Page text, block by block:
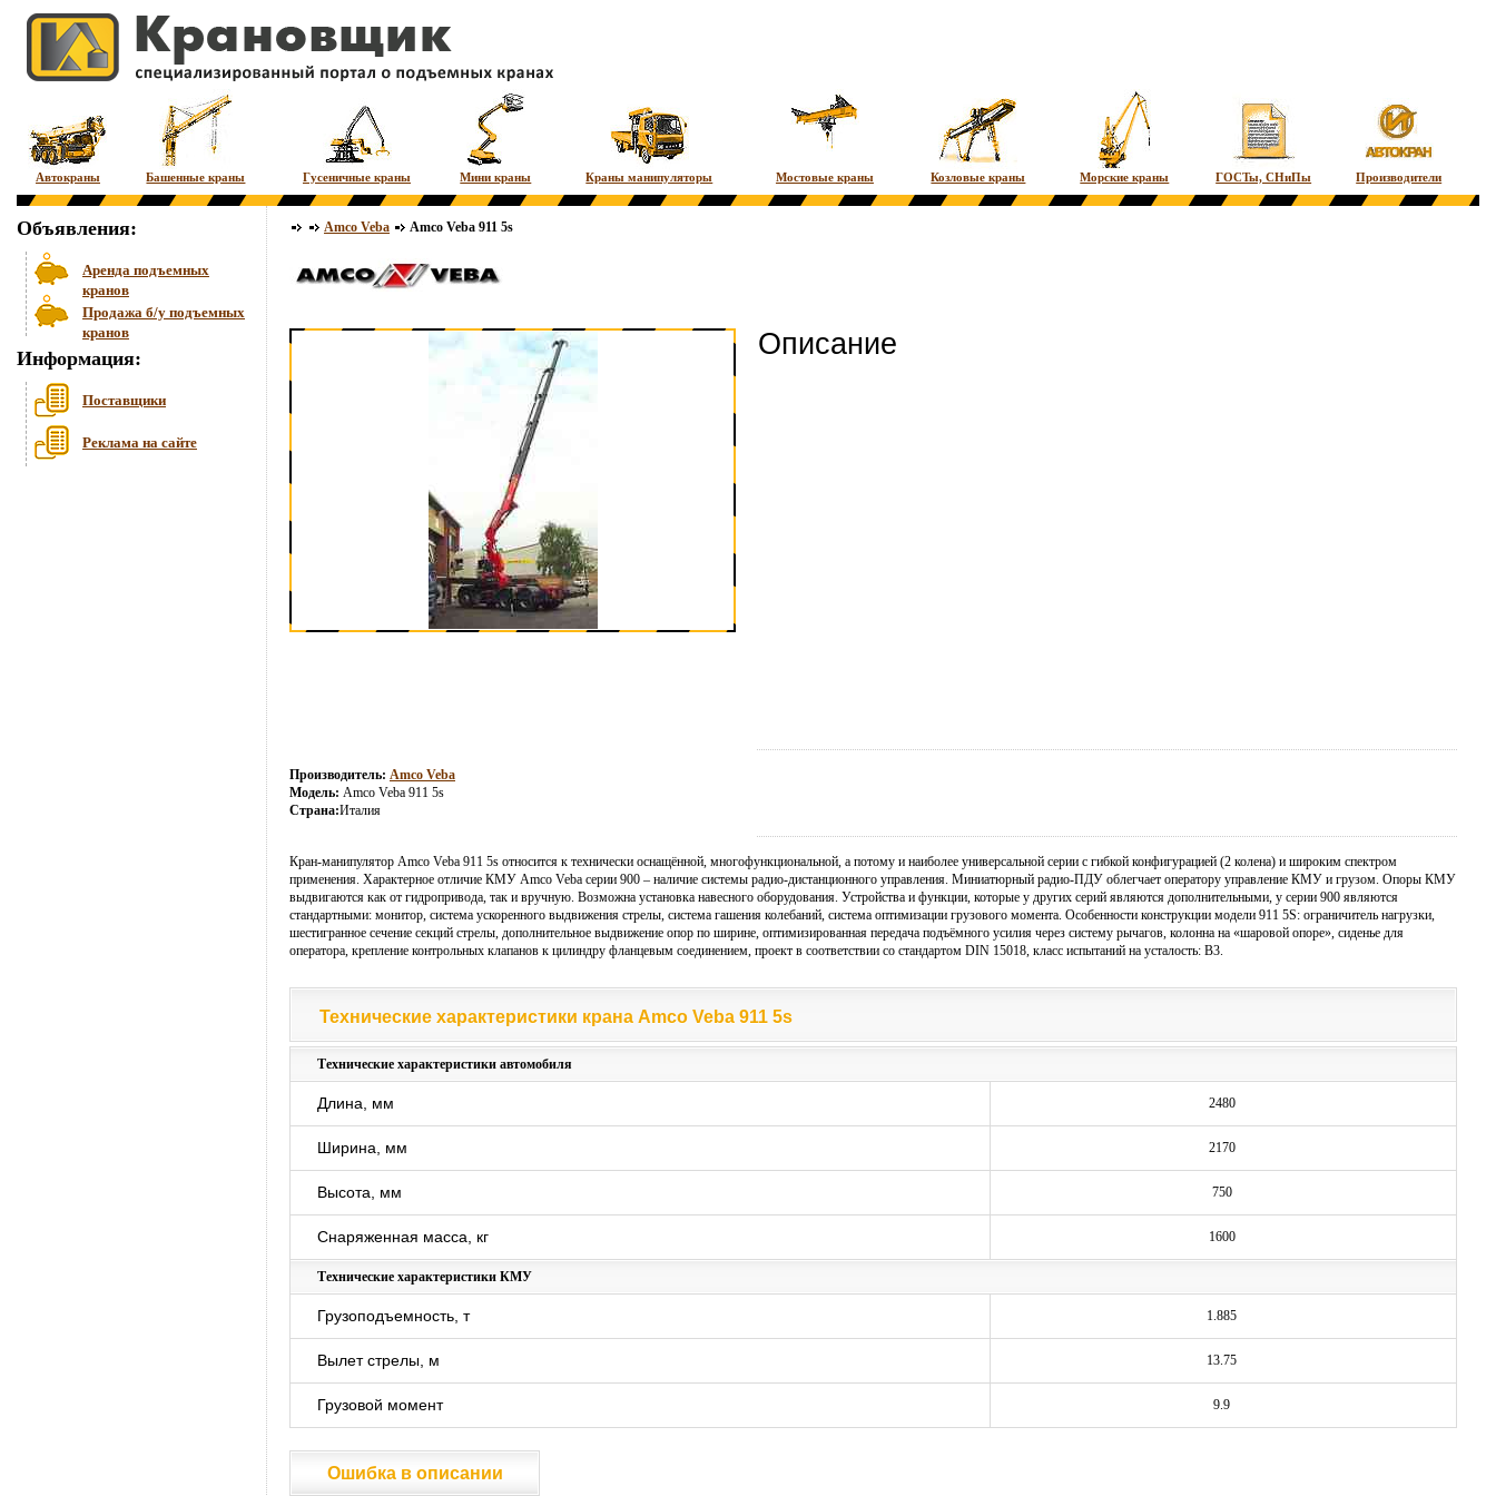
Автокраны Башенные краны Гусеничные краны Мини краны Краны манипуляторы Мостовые краны Козловые краны Морские краны ГОСТы, СНиПы Производители
Объявления:
Аренда подъемных
кранов
Продажа б/у подъемных
кранов
Информация:
Поставщики
Реклама на сайте
Amco Veba Amco Veba 911 5s
Описание
Производитель: Amco Veba
Модель: Amco Veba 911 5s
Страна:Италия
Кран-манипулятор Amco Veba 911 5s относится к технически оснащённой, многофункциональной, а потому и наиболее универсальной серии с гибкой конфигурацией (2 колена) и широким спектром
применения. Характерное отличие КМУ Amco Veba серии 900 – наличие системы радио-дистанционного управления. Миниатюрный радио-ПДУ облегчает оператору управление КМУ и грузом. Опоры КМУ
выдвигаются как от гидропривода, так и вручную. Возможна установка навесного оборудования. Устройства и функции, которые у других серий являются дополнительными, у серии 900 являются
стандартными: монитор, система ускоренного выдвижения стрелы, система гашения колебаний, система оптимизации грузового момента. Особенности конструкции модели 911 5S: ограничитель нагрузки,
шестигранное сечение секций стрелы, дополнительное выдвижение опор по ширине, оптимизированная передача подъёмного усилия через систему рычагов, колонна на «шаровой опоре», сиденье для
оператора, крепление контрольных клапанов к цилиндру фланцевым соединением, проект в соответствии со стандартом DIN 15018, класс испытаний на усталость: В3.
Технические характеристики крана Amco Veba 911 5s
Технические характеристики крана Amco Veba 911 5s
Технические характеристики автомобиля
Длина, мм 2480
Ширина, мм 2170
Высота, мм 750
Снаряженная масса, кг 1600
Технические характеристики КМУ
Грузоподъемность, т 1.885
Вылет стрелы, м 13.75
Грузовой момент 9.9